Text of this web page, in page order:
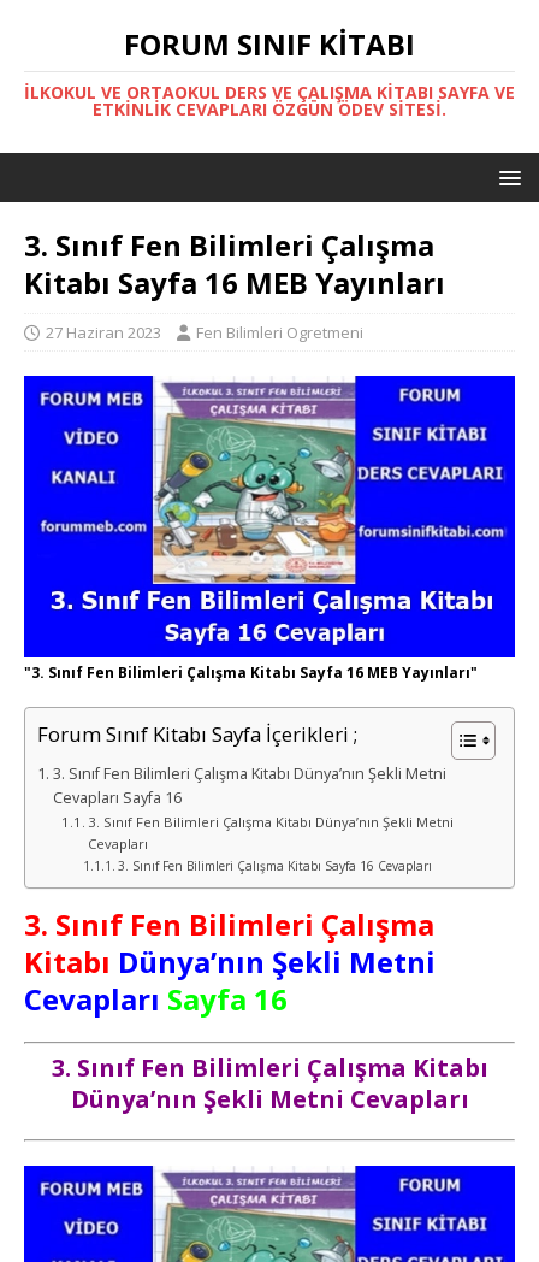
FORUM SINIF KITABI
İLKOKUL VE ORTAOKUL DERS VE ÇALIŞMA KITABI SAYFA VE
ETKINLIK CEVAPLARI ÖZGÜN ÖDEV SITESI.
3. Sınıf Fen Bilimleri Çalışma
Kitabı Sayfa 16 MEB Yayınları
27 Haziran 2023 Fen Bilimleri Ogretmeni
"3. Sınıf Fen Bilimleri Çalışma Kitabı Sayfa 16 MEB Yayınları"
Forum Sınıf Kitabı Sayfa İçerikleri ;
3. Sınıf Fen Bilimleri Çalışma Kitabı Dünya’nın Şekli Metni
Cevapları Sayfa 16
3. Sınıf Fen Bilimleri Çalışma Kitabı Dünya’nın Şekli Metni
Cevapları
3. Sınıf Fen Bilimleri Çalışma Kitabı Sayfa 16 Cevapları
3. Sınıf Fen Bilimleri Çalışma
Kitabı Dünya’nın Şekli Metni
Cevapları Sayfa 16
3. Sınıf Fen Bilimleri Çalışma Kitabı
Dünya’nın Şekli Metni Cevapları